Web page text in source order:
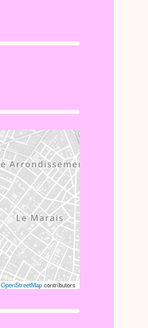
OpenStreetMapcontributors